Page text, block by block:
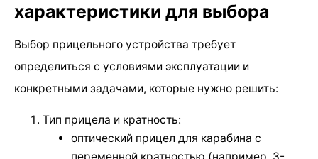
характеристики для выбора
Выбор прицельного устройства требует
определиться с условиями эксплуатации и
конкретными задачами, которые нужно решить:
Тип прицела и кратность:
оптический прицел для карабина с